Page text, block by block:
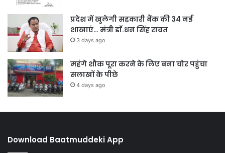
प्रदेश में खुलेगी सहकारी बैंक की 34 नई
शाखाएं… मंत्री डाॅ.धन सिंह रावत
3 days ago
महंगे शौक पूरा करने के लिए बना चोर पहुंचा
सलाखों के पीछे
4 days ago
Download Baatmuddeki App